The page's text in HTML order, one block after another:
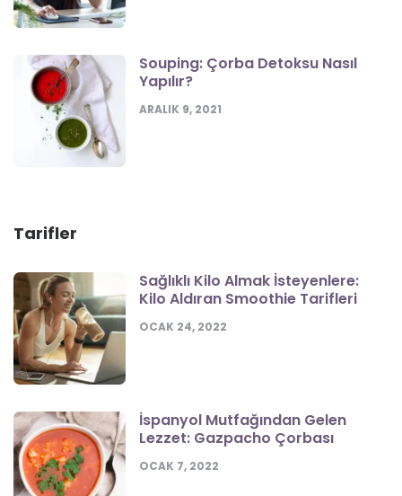
Souping: Çorba Detoksu Nasıl
Yapılır?
ARALIK 9, 2021
Tarifler
Sağlıklı Kilo Almak İsteyenlere:
Kilo Aldıran Smoothie Tarifleri
OCAK 24, 2022
İspanyol Mutfağından Gelen
Lezzet: Gazpacho Çorbası
OCAK 7, 2022